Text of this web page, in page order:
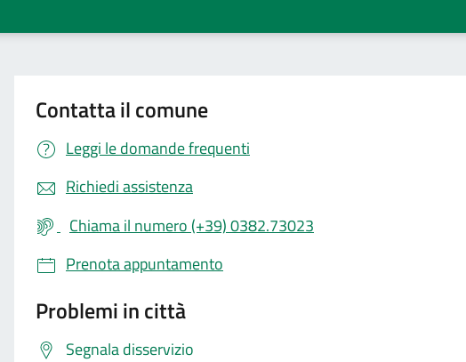
Contatta il comune
Leggi le domande frequenti
Richiedi assistenza
Chiama il numero (+39) 0382.73023
Prenota appuntamento
Problemi in città
Segnala disservizio